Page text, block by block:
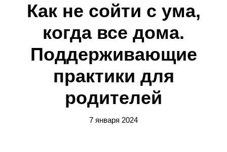
Как не сойти с ума,
когда все дома.
Поддерживающие
практики для
родителей
7 января 2024